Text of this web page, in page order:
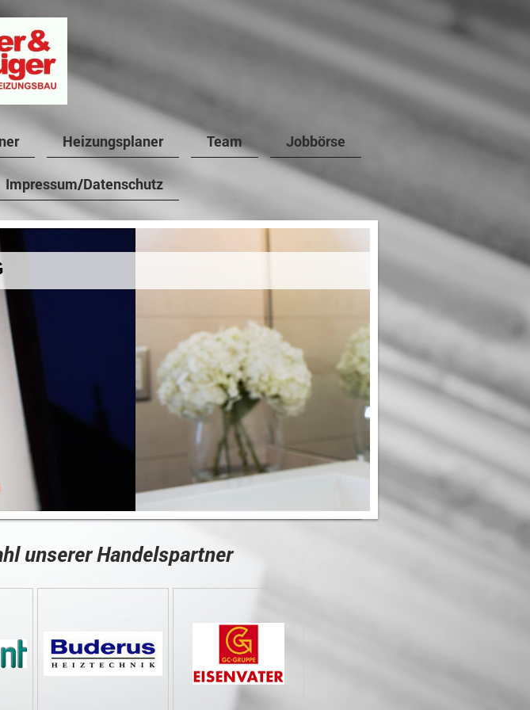
Heizungsplaner Team Jobbörse
Impressum/Datenschutz
unserer Handelspartner